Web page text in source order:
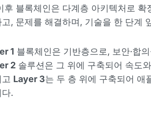
후 블록체인은 다계층 아키텍처로 확
고, 문제를 해결하며, 기술을 한 단계
1 블록체인은 기반층으로, 보안·합
2 솔루션은 그 위에 구축되어 속도
Layer 3는 두 층 위에 구축되어 애
다.